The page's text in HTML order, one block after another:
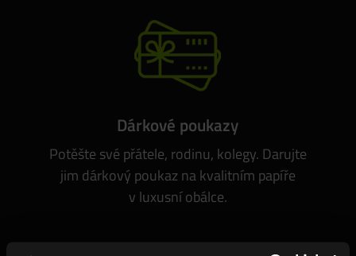
Dárkové poukazy
Potěšte své přátele, rodinu, kolegy. Darujte
jim dárkový poukaz na kvalitním papíře
v luxusní obálce.